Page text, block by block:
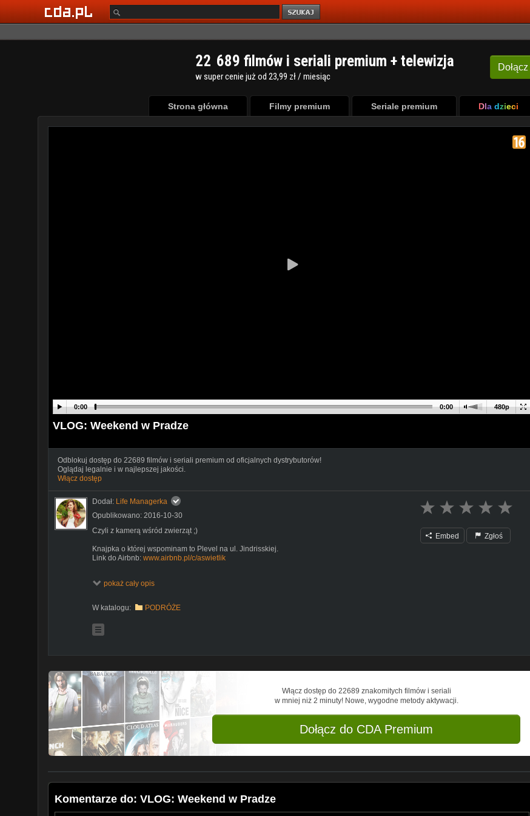
Dołącz
22 689 filmów i seriali premium + telewizja
w super cenie już od 23,99 zł / miesiąc
Strona główna Filmy premium Seriale premium Dla dzieci
480p
0:00 0:00
VLOG: Weekend w Pradze
Odblokuj dostęp do 22689 filmów i seriali premium od oficjalnych dystrybutorów!
Oglądaj legalnie i w najlepszej jakości.
Włącz dostęp
Dodał: Life Managerka
Opublikowano: 2016-10-30
Czyli z kamerą wśród zwierząt ;)
Knajpka o której wspominam to Plevel na ul. Jindrisskiej.
Link do Airbnb: www.airbnb.pl/c/aswietlik
http://lifemanagerka.pl/
https://www.facebook.com/lifemanagerka
Instagram:
https://instagram.com/lifemanagerka
Snapchat:
pokaż cały opis
W katalogu: PODRÓŻE
Embed Zgłoś
Włącz dostęp do 22689 znakomitych filmów i seriali
w mniej niż 2 minuty! Nowe, wygodne metody aktywacji.
Dołącz do CDA Premium
Komentarze do: VLOG: Weekend w Pradze